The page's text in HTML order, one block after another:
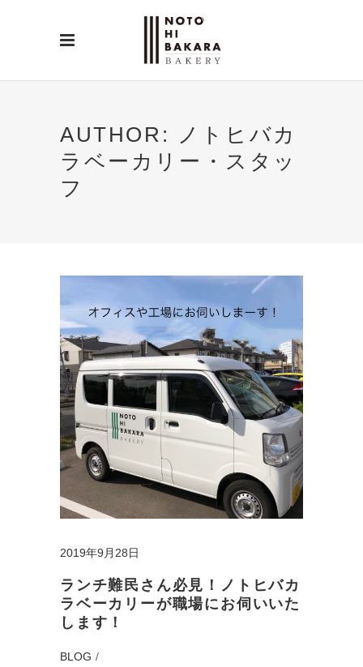
AUTHOR: ノトヒバカ
ラベーカリー・スタッ
フ
2019年9月28日
ランチ難民さん必見！ノトヒバカ
ラベーカリーが職場にお伺いいた
します！
BLOG